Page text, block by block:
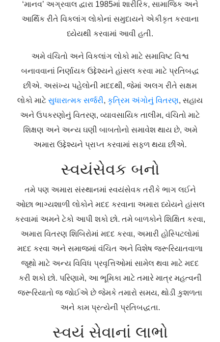
‘માનવ’ અગ્રવાલ દ્વારા 1985માં શારીરિક, સામાજિક અને
આર્થિક રીતે વિકલાંગ લોકોનાં સમુદાયને એકીકૃત કરવાના
ધ્યેયથી કરવામાં આવી હતી.
અમે વંચિતો અને વિકલાંગ લોકો માટે સમાવિષ્ટ વિશ્વ
બનાવવાનાં નિર્ણાયક ઉદ્દેશ્યને હાંસલ કરવા માટે પ્રતિબદ્ધ
છીએ. અસંખ્ય પહેલોની મદદથી, જેમાં અલગ રીતે સક્ષમ
લોકો માટે સુધારાત્મક સર્જરી, કૃત્રિમ અંગોનું વિતરણ, સહાય
અને ઉપકરણોનું વિતરણ, વ્યાવસાયિક તાલીમ, વંચિતો માટે
શિક્ષણ અને અન્ય ઘણી બાબતોનો સમાવેશ થાય છે, અમે
અમારા ઉદ્દેશ્યને પ્રાપ્ત કરવામાં સફળ થયા છીએ.
સ્વયંસેવક બનો
તમે પણ અમારા સંસ્થાનમાં સ્વયંસેવક તરીકે ભાગ લઈને
ઓછા ભાગ્યશાળી લોકોને મદદ કરવાના અમારા ધ્યેયને હાંસલ
કરવામાં અમને ટેકો આપી શકો છો. તમે બાળકોને શિક્ષિત કરવા,
અમારા વિતરણ શિબિરોમાં મદદ કરવા, અમારી હોસ્પિટલોમાં
મદદ કરવા અને સમાજમાં વંચિત અને વિશેષ જરૂરિયાતવાળા
જૂથો માટે અન્ય વિવિધ પ્રવૃત્તિઓમાં સામેલ થવા માટે મદદ
કરી શકો છો. પરિણામે, આ ભૂમિકા માટે તમારે માત્ર મહત્વની
જરૂરિયાતો જ જોઈએ છે જેમકે તમારો સમય, થોડી કુશળતા
અને કામ પ્રત્યેની પ્રતિબદ્ધતા.
સ્વયં સેવાનાં લાભો